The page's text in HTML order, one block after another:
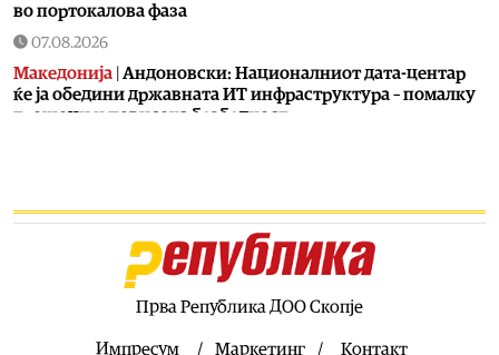
во портокалова фаза
07.08.2026
Македонија Андоновски: Националниот дата-центар
ќе ја обедини државната ИТ инфраструктура – помалку
трошоци и повисока безбедност
Скокна минималниот износ за К-15 – Еве
колку пари ќе ни легнат на сметка годинава
Не ги игнорирајте овие знаци: Бојлерот може да
Прва Република ДОО Скопје
Импресум Маркетинг Контакт